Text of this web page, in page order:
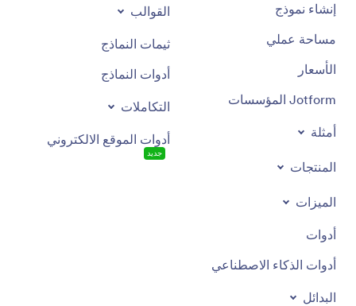
إنشاء نموذج
مساحة عملي
الأسعار
Jotform المؤسسات
أمثلة
المنتجات
الميزات
أدوات
أدوات الذكاء الاصطناعي
البدائل
القوالب
ثيمات النماذج
أدوات النماذج
التكاملات
أدوات الموقع الالكتروني
جديد